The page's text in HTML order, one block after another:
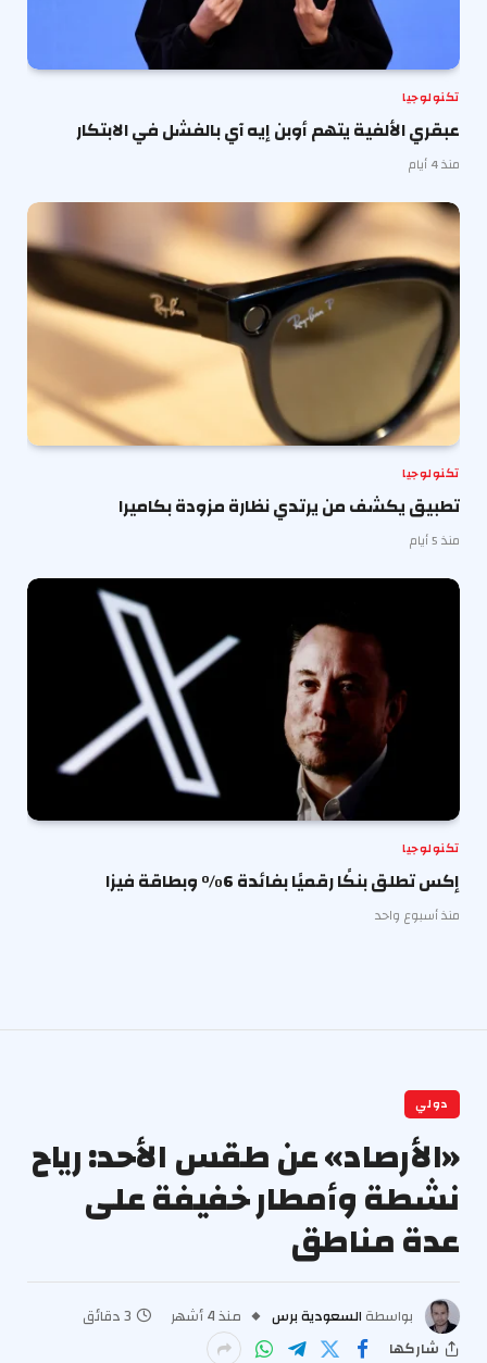
تكنولوجيا
عبقري الألفية يتهم أوبن إيه آي بالفشل في الابتكار
منذ 4 أيام
تكنولوجيا
تطبيق يكشف من يرتدي نظارة مزودة بكاميرا
منذ 5 أيام
تكنولوجيا
إكس تطلق بنكًا رقميًا بفائدة 6% وبطاقة فيزا
منذ أسبوع واحد
دولي
«الأرصاد» عن طقس الأحد: رياح
نشطة وأمطار خفيفة على
عدة مناطق
بواسطة السعودية برس منذ 4 أشهر
3 دقائق
شاركها